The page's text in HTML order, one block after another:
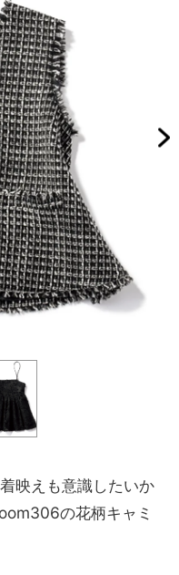
映えも意識したいか
の花柄キャミ